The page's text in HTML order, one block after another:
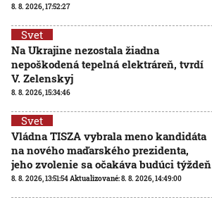
8. 8. 2026, 17:52:27
Svet
Na Ukrajine nezostala žiadna
nepoškodená tepelná elektráreň, tvrdí
V. Zelenskyj
8. 8. 2026, 15:34:46
Svet
Vládna TISZA vybrala meno kandidáta
na nového maďarského prezidenta,
jeho zvolenie sa očakáva budúci týždeň
8. 8. 2026, 13:51:54 Aktualizované:8. 8. 2026, 14:49:00